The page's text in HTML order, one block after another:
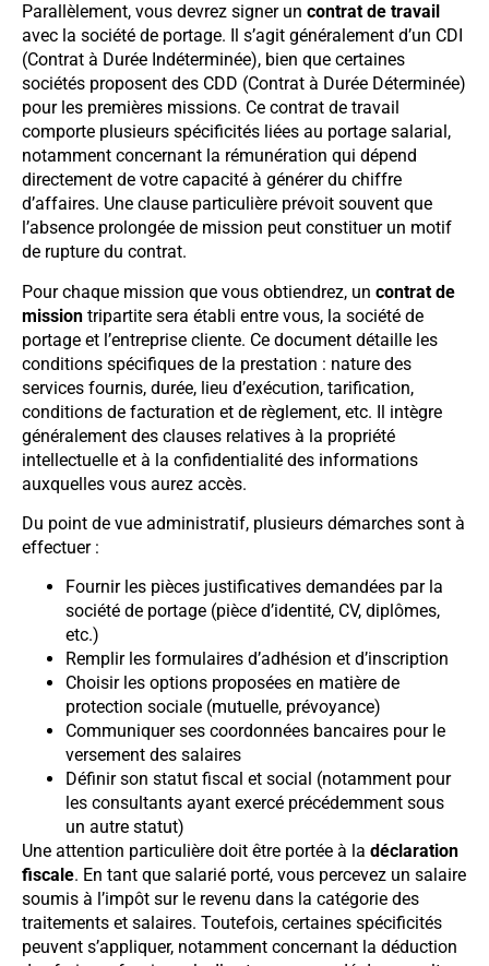
Parallèlement, vous devrez signer un contrat de travail
avec la société de portage. Il s’agit généralement d’un CDI
(Contrat à Durée Indéterminée), bien que certaines
sociétés proposent des CDD (Contrat à Durée Déterminée)
pour les premières missions. Ce contrat de travail
comporte plusieurs spécificités liées au portage salarial,
notamment concernant la rémunération qui dépend
directement de votre capacité à générer du chiffre
d’affaires. Une clause particulière prévoit souvent que
l’absence prolongée de mission peut constituer un motif
de rupture du contrat.
Pour chaque mission que vous obtiendrez, un contrat de
mission tripartite sera établi entre vous, la société de
portage et l’entreprise cliente. Ce document détaille les
conditions spécifiques de la prestation : nature des
services fournis, durée, lieu d’exécution, tarification,
conditions de facturation et de règlement, etc. Il intègre
généralement des clauses relatives à la propriété
intellectuelle et à la confidentialité des informations
auxquelles vous aurez accès.
Du point de vue administratif, plusieurs démarches sont à
effectuer :
Fournir les pièces justificatives demandées par la
société de portage (pièce d’identité, CV, diplômes,
etc.)
Remplir les formulaires d’adhésion et d’inscription
Choisir les options proposées en matière de
protection sociale (mutuelle, prévoyance)
Communiquer ses coordonnées bancaires pour le
versement des salaires
Définir son statut fiscal et social (notamment pour
les consultants ayant exercé précédemment sous
un autre statut)
Une attention particulière doit être portée à la déclaration
fiscale. En tant que salarié porté, vous percevez un salaire
soumis à l’impôt sur le revenu dans la catégorie des
traitements et salaires. Toutefois, certaines spécificités
peuvent s’appliquer, notamment concernant la déduction